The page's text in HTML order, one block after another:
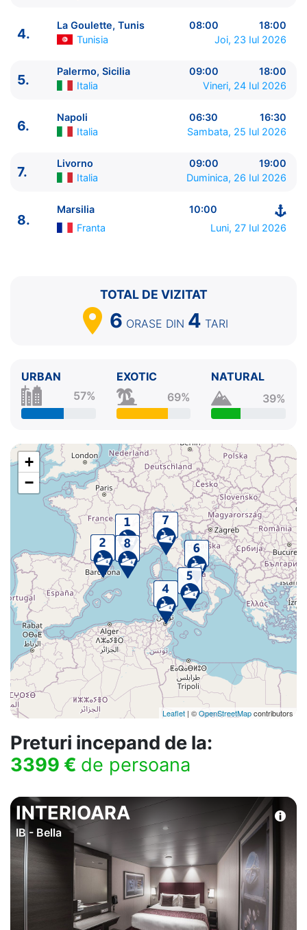
ITINERARIU
----------------------------------------
1. Marsilia Franta
Zi de navigare
0:00 - 0:00
4.
La Goulette, Tunis
08:00 - 18:00
6.
Napoli Italia
7. Livorno Italia
4.
La Goulette, Tunis 08:00
18:00
Tunisia
Joi, 23 Iul 2026
5.
Palermo, Sicilia 09:00
18:00
Italia
Vineri, 24 Iul 2026
6.
Napoli 06:30
16:30
Italia
Sambata, 25 Iul 2026
7.
Livorno 09:00
19:00
Italia
Duminica, 26 Iul 2026
8.
Marsilia
10:00
Franta
Luni, 27 Iul 2026
TOTAL DE VIZITAT
6 ORASE DIN 4 TARI
URBAN
57%
EXOTIC
69%
NATURAL
39%
+
−
Leaflet | ©OpenStreetMapcontributors
Preturi incepand de la:
3399 € de persoana
INTERIOARA
IB - Bella